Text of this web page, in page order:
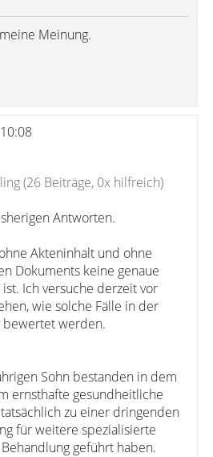
Meinung.
(26 Beiträge, 0x hilfreich)
Antworten.
Akteninhalt und ohne
Dokuments keine genaue
Ich versuche derzeit vor
wie solche Fälle in der
bewertet werden.
Sohn bestanden in dem
ernsthafte gesundheitliche
zu einer dringenden
für weitere spezialisierte
geführt haben.